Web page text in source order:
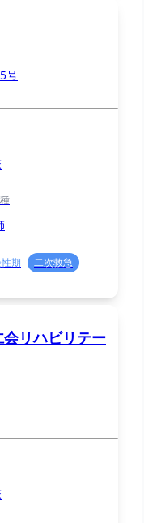
号
期
二次救急
リハビリテー